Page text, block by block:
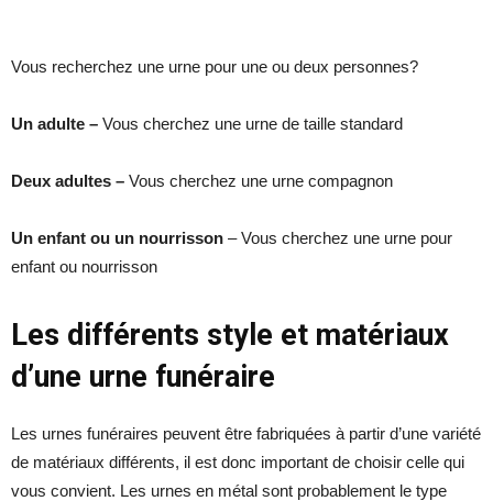
Vous recherchez une urne pour une ou deux personnes?
Un adulte – Vous cherchez une urne de taille standard
Deux adultes – Vous cherchez une urne compagnon
Un enfant ou un nourrisson – Vous cherchez une urne pour
enfant ou nourrisson
Les différents style et matériaux
d’une urne funéraire
Les urnes funéraires peuvent être fabriquées à partir d’une variété
de matériaux différents, il est donc important de choisir celle qui
vous convient. Les urnes en métal sont probablement le type